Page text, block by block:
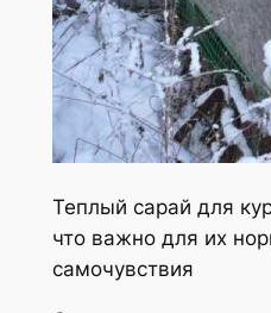
Теплый сарай для
что важно для их
самочувствия